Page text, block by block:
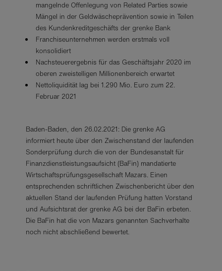
mangelnde Offenlegung von Related Parties sowie
Mängel in der Geldwäscheprävention sowie in Teilen
des Kundenkreditgeschäfts der grenke Bank
Franchiseunternehmen werden erstmals voll
konsolidiert
Nachsteuerergebnis für das Geschäftsjahr 2020 im
oberen zweistelligen Millionenbereich erwartet
Nettoliquidität lag bei 1.290 Mio. Euro zum 22.
Februar 2021
Baden-Baden, den 26.02.2021: Die grenke AG
informiert heute über den Zwischenstand der laufenden
Sonderprüfung durch die von der Bundesanstalt für
Finanzdienstleistungsaufsicht (BaFin) mandatierte
Wirtschaftsprüfungsgesellschaft Mazars. Einen
entsprechenden schriftlichen Zwischenbericht über den
aktuellen Stand der laufenden Prüfung hatten Vorstand
und Aufsichtsrat der grenke AG bei der BaFin erbeten.
Die BaFin hat die von Mazars genannten Sachverhalte
noch nicht abschließend bewertet.